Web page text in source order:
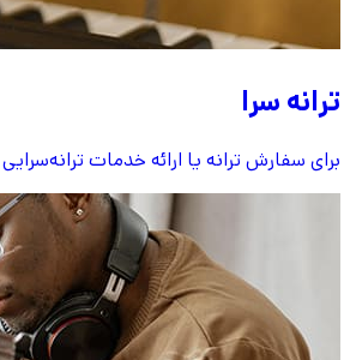
ترانه سرا
برای سفارش ترانه یا ارائه خدمات